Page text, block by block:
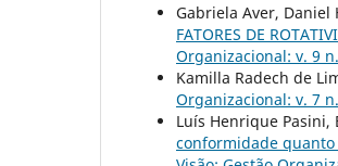
Gabriela Aver, Daniel
FATORES DE
Organizacional: v. 9
Kamilla Radech de
Organizacional: v. 7
Luís Henrique Pasini,
conformidade